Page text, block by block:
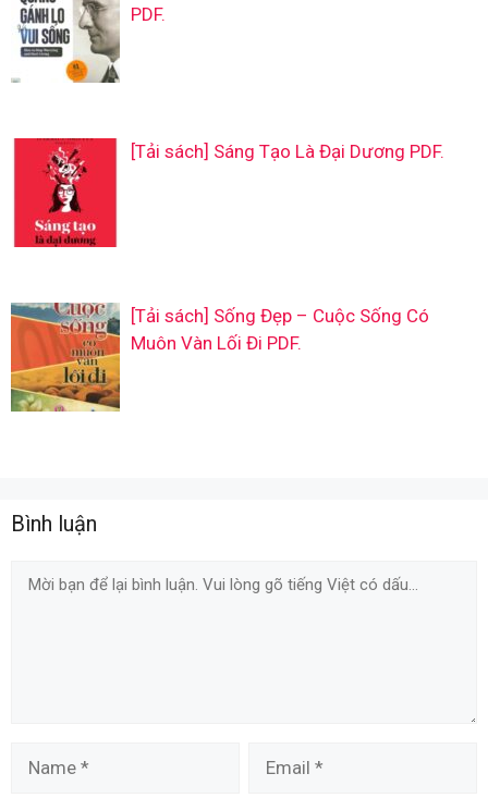
PDF.
[Tải sách] Sáng Tạo Là Đại Dương PDF.
[Tải sách] Sống Đẹp – Cuộc Sống Có
Muôn Vàn Lối Đi PDF.
Bình luận
Comment